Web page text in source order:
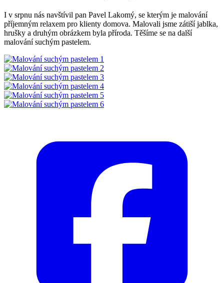
I v srpnu nás navštívil pan Pavel Lakomý, se kterým je malování
příjemným relaxem pro klienty domova. Malovali jsme zátiší jablka,
hrušky a druhým obrázkem byla příroda. Těšíme se na další
malování suchým pastelem.